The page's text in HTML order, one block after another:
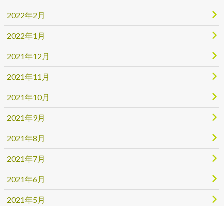
2022年2月
2022年1月
2021年12月
2021年11月
2021年10月
2021年9月
2021年8月
2021年7月
2021年6月
2021年5月